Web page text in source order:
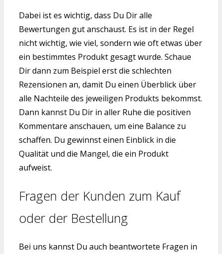
Dabei ist es wichtig, dass Du Dir alle
Bewertungen gut anschaust. Es ist in der Regel
nicht wichtig, wie viel, sondern wie oft etwas über
ein bestimmtes Produkt gesagt wurde. Schaue
Dir dann zum Beispiel erst die schlechten
Rezensionen an, damit Du einen Überblick über
alle Nachteile des jeweiligen Produkts bekommst.
Dann kannst Du Dir in aller Ruhe die positiven
Kommentare anschauen, um eine Balance zu
schaffen. Du gewinnst einen Einblick in die
Qualität und die Mangel, die ein Produkt
aufweist.
Fragen der Kunden zum Kauf
oder der Bestellung
Bei uns kannst Du auch beantwortete Fragen in